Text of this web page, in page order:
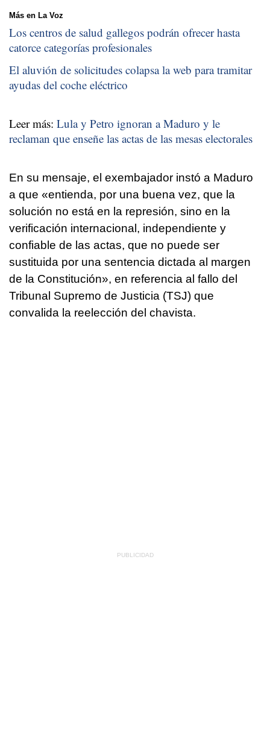
Más en La Voz
Los centros de salud gallegos podrán ofrecer hasta
catorce categorías profesionales
El aluvión de solicitudes colapsa la web para tramitar
ayudas del coche eléctrico
Leer más: Lula y Petro ignoran a Maduro y le
reclaman que enseñe las actas de las mesas electorales
En su mensaje, el exembajador instó a Maduro
a que «entienda, por una buena vez, que la
solución no está en la represión, sino en la
verificación internacional, independiente y
confiable de las actas, que no puede ser
sustituida por una sentencia dictada al margen
de la Constitución», en referencia al fallo del
Tribunal Supremo de Justicia (TSJ) que
convalida la reelección del chavista.